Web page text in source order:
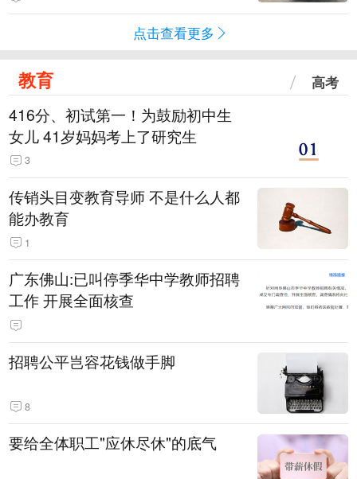
点击查看更多
教育 高考
416分、初试第一！为鼓励初中生
女儿 41岁妈妈考上了研究生
3
传销头目变教育导师 不是什么人都
能办教育
1
广东佛山:已叫停季华中学教师招聘
工作 开展全面核查
招聘公平岂容花钱做手脚
8
要给全体职工"应休尽休"的底气